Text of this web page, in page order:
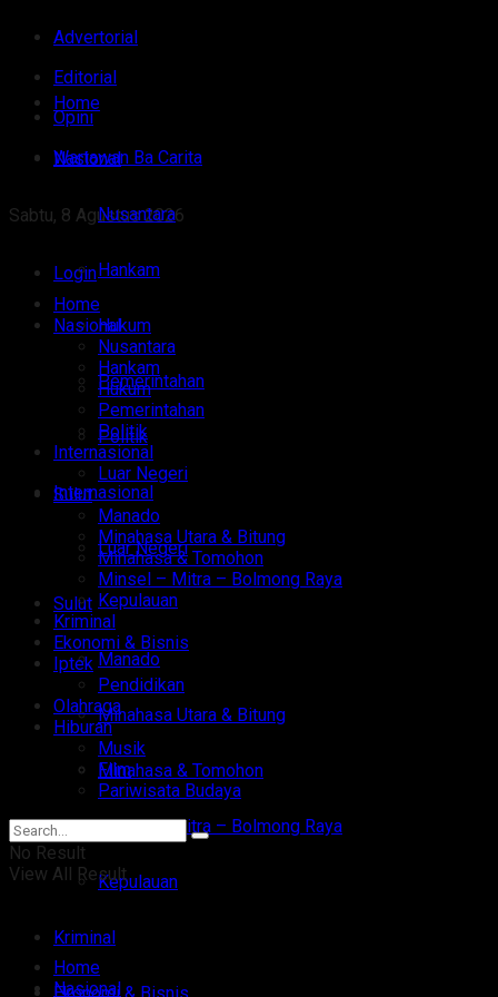
Advertorial
Editorial
Opini
Wartawan Ba Carita
Sabtu, 8 Agustus 2026
Login
Home
Nasional
Nusantara
Hankam
Hukum
Pemerintahan
Politik
Internasional
Luar Negeri
Sulut
Manado
Minahasa Utara & Bitung
Minahasa & Tomohon
Minsel – Mitra – Bolmong Raya
Kepulauan
Kriminal
Home
Nasional
Nusantara
Hankam
Hukum
Pemerintahan
Politik
Internasional
Luar Negeri
Sulut
Manado
Minahasa Utara & Bitung
Minahasa & Tomohon
Minsel – Mitra – Bolmong Raya
Kepulauan
Kriminal
Ekonomi & Bisnis
Iptek
Pendidikan
Olahraga
Hiburan
Musik
Film
Pariwisata Budaya
No Result
View All Result
Home
Nasional